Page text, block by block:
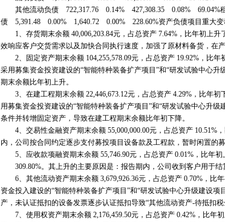
其他流动负债 722,317.76 0.14% 427,308.35 0.08% 69.04%
债 5,391.48 0.00% 1,640.72 0.00% 228.60%资产负债项目重大变
1、存货期末余额 40,006,203.84元，占总资产 7.64%，比年初上升
效响应客户交货需求以及加快合同执行速度，加强了原材料备货，在
2、固定资产期末余额 104,255,578.09元，占总资产 19.92%，比年
采用募集资金投资建设的“智能特种装备扩产项目”和“研发试验中心
期末余额比年初上升。
3、在建工程期末余额 22,446,673.12元，占总资产 4.29%，比年初
用募集资金投资建设的“智能特种装备扩产项目”和“研发试验中心升
条件并转增固定资产，导致在建工程期末余额比年初下降。
4、交易性金融资产期末余额 55,000,000.00元，占总资产 10.51%
内，公司按合同约定逐步支付募投项目设备款及工程款，暂时闲置的
5、应收款项融资期末余额 55,746.90元，占总资产 0.01%，比年初
309.80%。其上升的主要原因是：报告期内，公司收到客户用于结
6、其他流动资产期末余额 3,679,926.36元，占总资产 0.70%，比
资金投入建设的“智能特种装备扩产项目”和“研发试验中心升级建设
产，未认证抵扣的设备发票逐步认证抵扣导致“其他流动资产-待抵扣税
7、使用权资产期末余额 2,176,459.50元，占总资产 0.42%，比年